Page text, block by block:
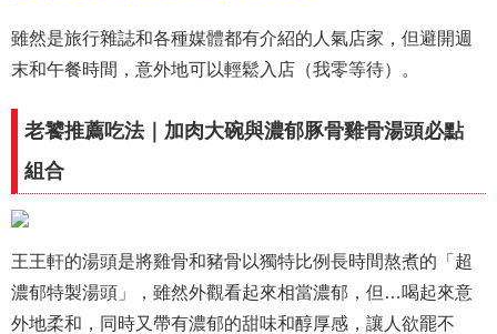
雖然是旅行雜誌和各種媒體都有介紹的人氣店家，但避開週
末和午餐時間，意外地可以輕鬆入店（我零等待）。
老饕推薦吃法｜加肉大碗與濃郁豚骨雞骨湯頭必點
組合
王王軒的湯頭是將雞骨和豬骨以獨特比例長時間熬煮的「超
濃郁特製湯頭」，雖然外觀看起來相當濃郁，但…喝起來意
外地柔和，同時又帶有濃郁的甜味和醇厚感，讓人欲罷不